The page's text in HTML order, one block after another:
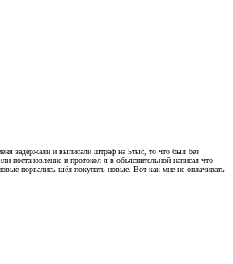
задержали и выписали штраф на 5тыс, то что был без
постановление и протокол я в объяснительной написал что
порвались шёл покупать новые. Вот как мне не оплачивать